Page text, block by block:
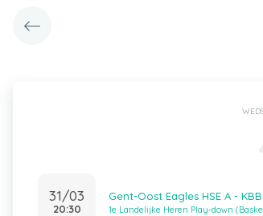
31/03
20:30
Gent-Oost Eagles HSE A -
1e Landelijke Heren Play-down